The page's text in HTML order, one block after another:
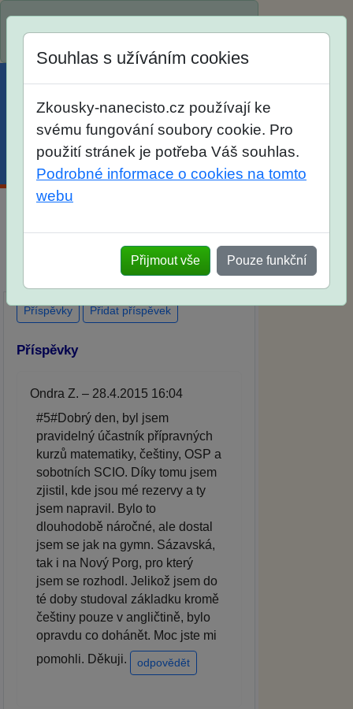
SŠ? Vaše ohlasy po skutečných
přijímacích zkouškách
Souhlas s užíváním cookies
Zkousky-nanecisto.cz používají ke
svému fungování soubory cookie. Pro
použití stránek je potřeba Váš souhlas.
Podrobné informace o cookies na tomto
webu
Přijmout vše Pouze funkční
Příspěvky Přidat příspěvek
Příspěvky
Ondra Z. – 28.4.2015 16:04
#5#Dobrý den, byl jsem
pravidelný účastník přípravných
kurzů matematiky, češtiny, OSP a
sobotních SCIO. Díky tomu jsem
zjistil, kde jsou mé rezervy a ty
jsem napravil. Bylo to
dlouhodobě náročné, ale dostal
jsem se jak na gymn. Sázavská,
tak i na Nový Porg, pro který
jsem se rozhodl. Jelikož jsem do
té doby studoval základku kromě
češtiny pouze v angličtině, bylo
opravdu co dohánět. Moc jste mi
pomohli. Děkuji.
odpovědět